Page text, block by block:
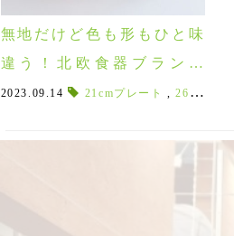
無地だけど色も形もひと味
違う！北欧食器ブランド
「ペンティックのカッリ
2023.09.14 21cmプレート ,26cmプレート